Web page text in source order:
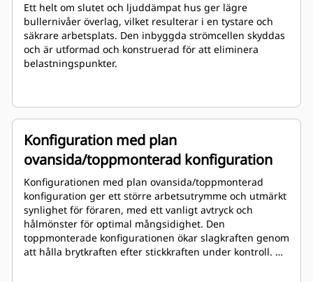
Ett helt om slutet och ljuddämpat hus ger lägre
bullernivåer överlag, vilket resulterar i en tystare och
säkrare arbetsplats. Den inbyggda strömcellen skyddas
och är utformad och konstruerad för att eliminera
belastningspunkter.
Konfiguration med plan
ovansida/toppmonterad konfiguration
Konfigurationen med plan ovansida/toppmonterad
konfiguration ger ett större arbetsutrymme och utmärkt
synlighet för föraren, med ett vanligt avtryck och
hålmönster för optimal mångsidighet. Den
toppmonterade konfigurationen ökar slagkraften genom
att hålla brytkraften efter stickkraften under kontroll. En